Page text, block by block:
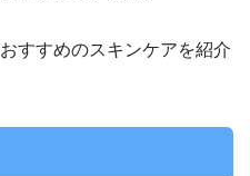
すすめのスキンケアを紹介